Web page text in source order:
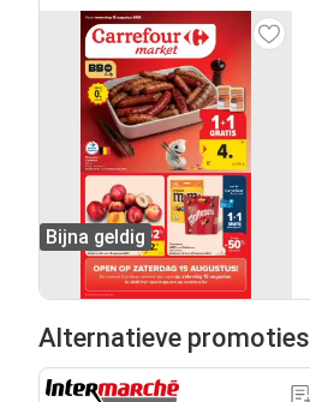
Bijna geldig
Alternatieve promoties